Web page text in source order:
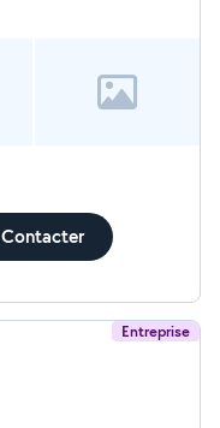
Contacter
Entreprise